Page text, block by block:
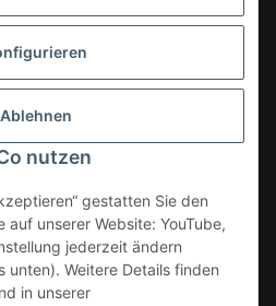
Ablehnen
nutzen
gestatten Sie den
auf unserer Website: YouTube,
jederzeit ändern
unten). Weitere Details finden
in unserer